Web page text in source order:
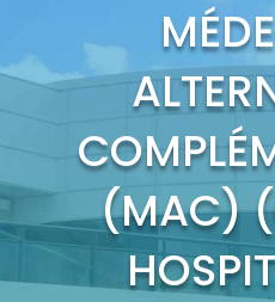
(MAC)